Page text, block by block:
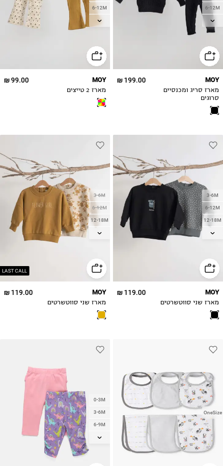
6-12M
12-18M
18-24M
199.00 ₪ MOY
מארז סריג ומכנסיים
סרוגים
6-12M
12-18M
2-3Y
3-4Y
99.00 ₪ MOY
מארז 2 טייצים
3-6M
6-12M
12-18M
18-24M
119.00 ₪ MOY
מארז שני סווטשרטים
LAST CALL
3-6M
6-12M
12-18M
18-24M
119.00 ₪ MOY
מארז שני סווטשרטים
OneSize
0-3M
3-6M
6-9M
9-12M